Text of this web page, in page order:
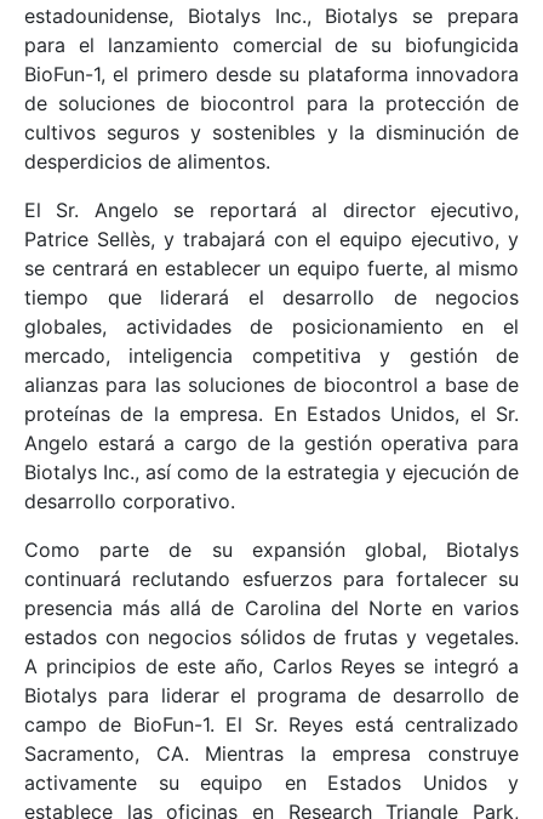
estadounidense, Biotalys Inc., Biotalys se prepara
para el lanzamiento comercial de su biofungicida
BioFun-1, el primero desde su plataforma innovadora
de soluciones de biocontrol para la protección de
cultivos seguros y sostenibles y la disminución de
desperdicios de alimentos.
El Sr. Angelo se reportará al director ejecutivo,
Patrice Sellès, y trabajará con el equipo ejecutivo, y
se centrará en establecer un equipo fuerte, al mismo
tiempo que liderará el desarrollo de negocios
globales, actividades de posicionamiento en el
mercado, inteligencia competitiva y gestión de
alianzas para las soluciones de biocontrol a base de
proteínas de la empresa. En Estados Unidos, el Sr.
Angelo estará a cargo de la gestión operativa para
Biotalys Inc., así como de la estrategia y ejecución de
desarrollo corporativo.
Como parte de su expansión global, Biotalys
continuará reclutando esfuerzos para fortalecer su
presencia más allá de Carolina del Norte en varios
estados con negocios sólidos de frutas y vegetales.
A principios de este año, Carlos Reyes se integró a
Biotalys para liderar el programa de desarrollo de
campo de BioFun-1. El Sr. Reyes está centralizado
Sacramento, CA. Mientras la empresa construye
activamente su equipo en Estados Unidos y
establece las oficinas en Research Triangle Park,